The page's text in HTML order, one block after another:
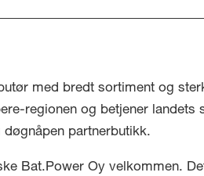
med bredt sortiment og
regionen og betjener landets
partnerbutikk.
Bat.Power Oy velkommen.